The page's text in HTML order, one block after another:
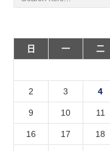
日
一 二
2 3 4
9 10 11
16 17 18